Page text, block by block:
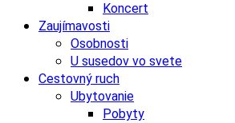
Koncert
Zaujímavosti
Osobnosti
U susedov vo svete
Cestovný ruch
Ubytovanie
Pobyty